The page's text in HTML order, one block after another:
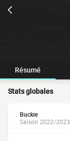
Résumé
Stats globales
Buckie
Saison 2022/2023